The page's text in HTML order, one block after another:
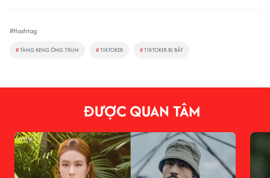
#Hashtag
#TÀNG KENG ÔNG TRÙM #TIKTOKER #TIKTOKER BỊ BẮT
ĐƯỢC QUAN TÂM